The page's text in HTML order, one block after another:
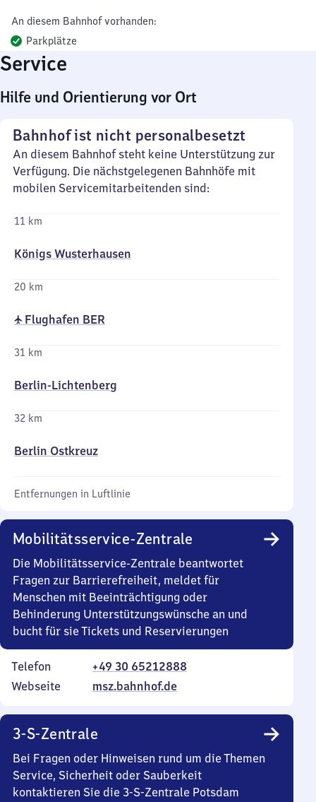
An diesem Bahnhof vorhanden:
Parkplätze
Service
Hilfe und Orientierung vor Ort
Bahnhof ist nicht personalbesetzt
An diesem Bahnhof steht keine Unterstützung zur
Verfügung. Die nächstgelegenen Bahnhöfe mit
mobilen Servicemitarbeitenden sind:
11 km
Königs Wusterhausen
20 km
✈ Flughafen BER
31 km
Berlin-Lichtenberg
32 km
Berlin Ostkreuz
Entfernungen in Luftlinie
Mobilitätsservice-Zentrale
Die Mobilitätsservice-Zentrale beantwortet
Fragen zur Barrierefreiheit, meldet für
Menschen mit Beeinträchtigung oder
Behinderung Unterstützungswünsche an und
bucht für sie Tickets und Reservierungen
Telefon
+49 30 65212888
Webseite
msz.bahnhof.de
3-S-Zentrale
Bei Fragen oder Hinweisen rund um die Themen
Service, Sicherheit oder Sauberkeit
kontaktieren Sie die 3-S-Zentrale Potsdam